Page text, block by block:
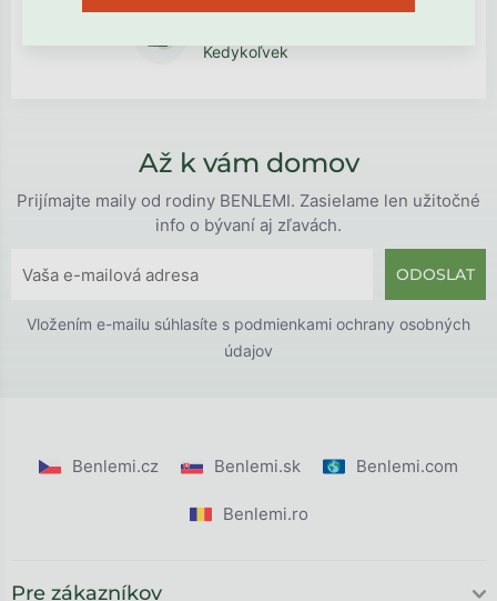
Kedykoľvek
Až k vám domov
Prijímajte maily od rodiny BENLEMI. Zasielame len užitočné
info o bývaní aj zľavách.
ODOSLAT
Vložením e-mailu súhlasíte s podmienkami ochrany osobných
údajov
Benlemi.cz Benlemi.sk Benlemi.com
Benlemi.ro
Pre zákazníkov